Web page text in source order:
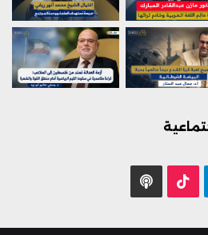
تيلقرام ‫TikTok